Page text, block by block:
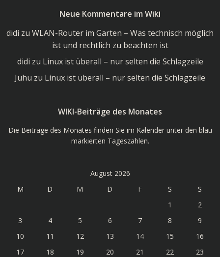
Wiki
Neue Kommentare im Wiki
didi zu WLAN-Router im Garten – Was technisch möglich
ist und rechtlich zu beachten ist
didi zu Linux ist überall – nur selten die Schlagzeile
Juhu zu Linux ist überall – nur selten die Schlagzeile
WIKI-Beiträge des Monates
Die Beiträge des Monates finden Sie im Kalender unter den blau
markierten Tageszahlen.
August 2026
M
D M D F S
S
1
2
3
4 5 6 7 8
9
10
11 12 13 14 15
16
17
18 19 20 21 22
23